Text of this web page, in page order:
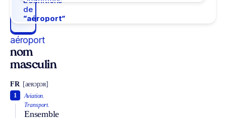
de
“aéroport“
aéroport
nom
masculin
FR [aeʀɔpɔʀ]
Aviation.
Transport.
Ensemble
1